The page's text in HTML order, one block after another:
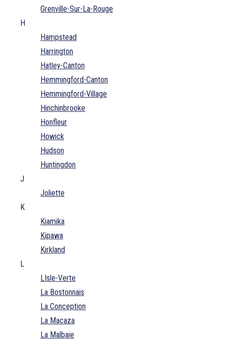
Grenville-Sur-La-Rouge
H
Hampstead
Harrington
Hatley-Canton
Hemmingford-Canton
Hemmingford-Village
Hinchinbrooke
Honfleur
Howick
Hudson
Huntingdon
J
Joliette
K
Kiamika
Kipawa
Kirkland
L
LIsle-Verte
La Bostonnais
La Conception
La Macaza
La Malbaie